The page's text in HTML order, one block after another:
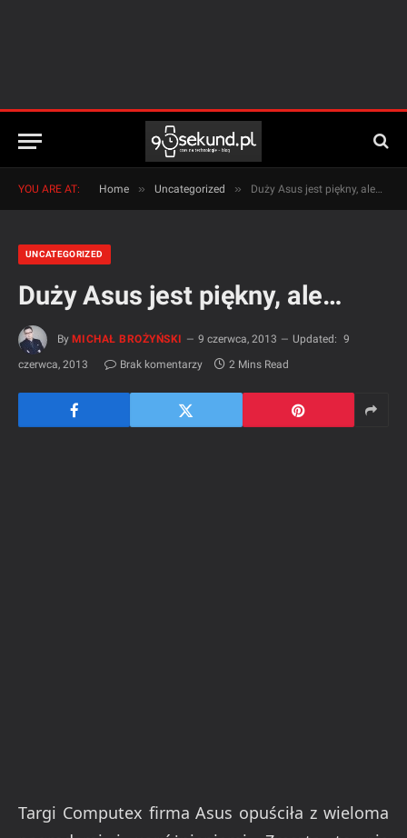
YOU ARE AT: Home » Uncategorized » Duży Asus jest piękny, ale…
UNCATEGORIZED
Duży Asus jest piękny, ale…
By MICHAŁ BROŻYŃSKI 9 czerwca, 2013 Updated: 9
czerwca, 2013
Brak komentarzy 2 Mins Read
Targi Computex firma Asus opuściła z wieloma